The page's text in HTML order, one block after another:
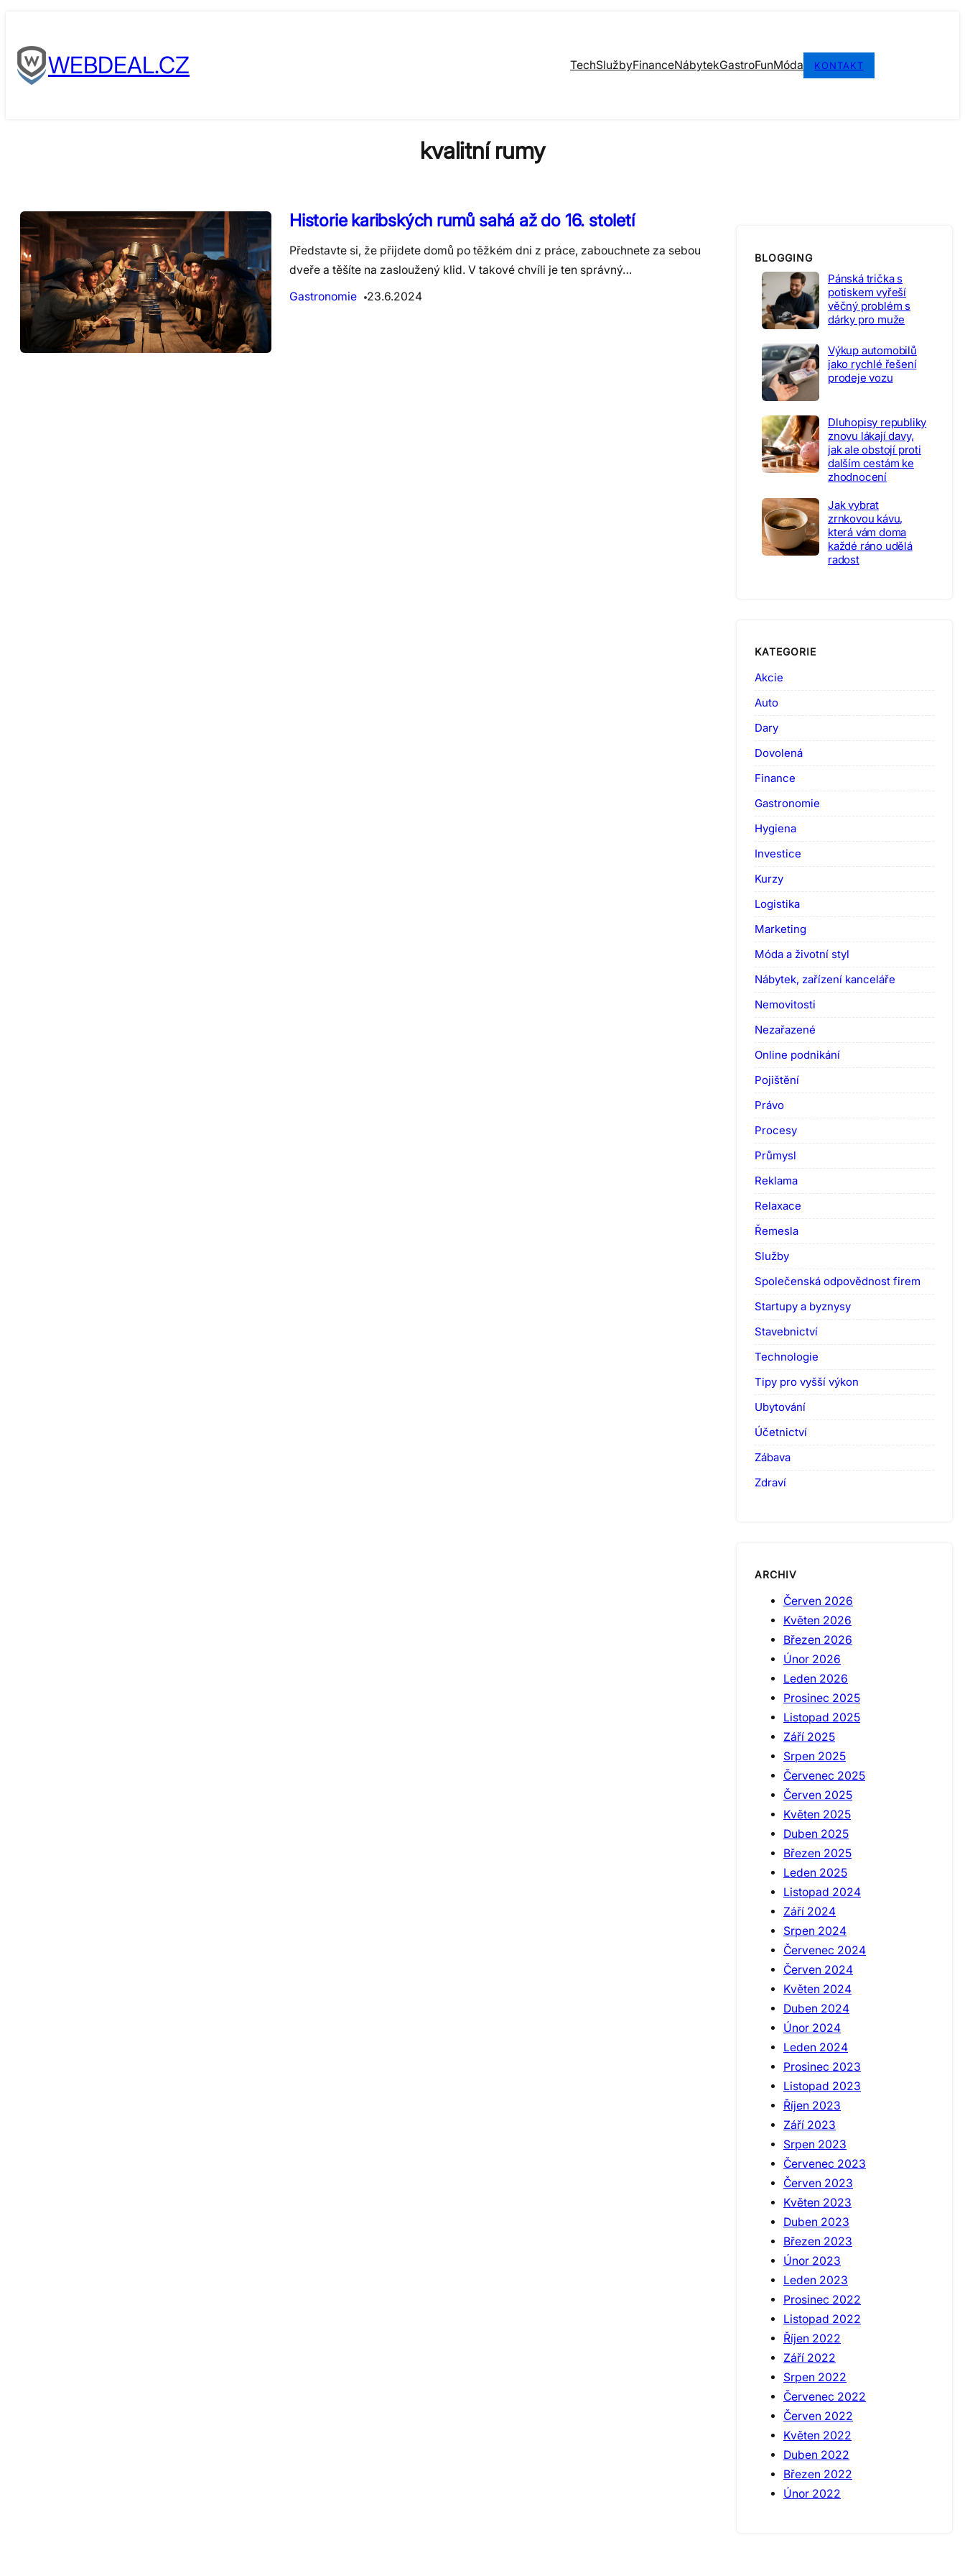
contentWEBDEAL.CZ TechSlužbyFinanceNábytekGastroFunMóda KONTAKT
kvalitní rumy
Historie karibských rumů sahá až do 16. století
Představte si, že přijdete domů po těžkém dni z práce, zabouchnete za sebou
dveře a těšíte na zasloužený klid. V takové chvíli je ten správný…
Gastronomie
23.6.2024
BLOGGING
Pánská trička s
potiskem vyřeší
věčný problém s
dárky pro muže
Výkup automobilů
jako rychlé řešení
prodeje vozu
Dluhopisy republiky
znovu lákají davy,
jak ale obstojí proti
dalším cestám ke
zhodnocení
Jak vybrat
zrnkovou kávu,
která vám doma
každé ráno udělá
radost
KATEGORIE
Akcie
Auto
Dary
Dovolená
Finance
Gastronomie
Hygiena
Investice
Kurzy
Logistika
Marketing
Móda a životní styl
Nábytek, zařízení kanceláře
Nemovitosti
Nezařazené
Online podnikání
Pojištění
Právo
Procesy
Průmysl
Reklama
Relaxace
Řemesla
Služby
Společenská odpovědnost firem
Startupy a byznysy
Stavebnictví
Technologie
Tipy pro vyšší výkon
Ubytování
Účetnictví
Zábava
Zdraví
ARCHIV
Červen 2026
Květen 2026
Březen 2026
Únor 2026
Leden 2026
Prosinec 2025
Listopad 2025
Září 2025
Srpen 2025
Červenec 2025
Červen 2025
Květen 2025
Duben 2025
Březen 2025
Leden 2025
Listopad 2024
Září 2024
Srpen 2024
Červenec 2024
Červen 2024
Květen 2024
Duben 2024
Únor 2024
Leden 2024
Prosinec 2023
Listopad 2023
Říjen 2023
Září 2023
Srpen 2023
Červenec 2023
Červen 2023
Květen 2023
Duben 2023
Březen 2023
Únor 2023
Leden 2023
Prosinec 2022
Listopad 2022
Říjen 2022
Září 2022
Srpen 2022
Červenec 2022
Červen 2022
Květen 2022
Duben 2022
Březen 2022
Únor 2022